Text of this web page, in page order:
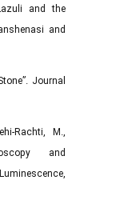
and the
and
Journal
Rachti, M.,
and